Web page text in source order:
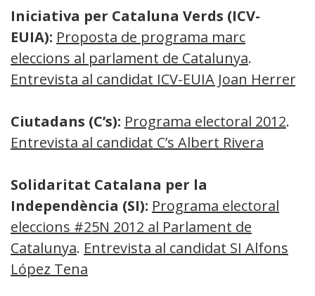
Iniciativa per Cataluna Verds (ICV-
EUIA): Proposta de programa marc
eleccions al parlament de Catalunya.
Entrevista al candidat ICV-EUIA Joan Herrera
Ciutadans (C’s): Programa electoral 2012.
Entrevista al candidat C’s Albert Rivera
Solidaritat Catalana per la
Independència (SI): Programa electoral
eleccions #25N 2012 al Parlament de
Catalunya. Entrevista al candidat SI Alfons
López Tena